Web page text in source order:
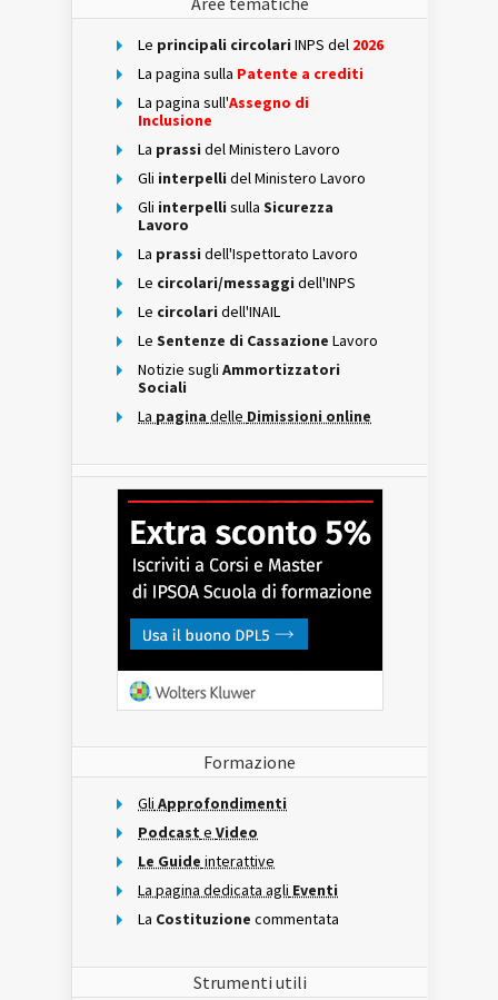
Le principali circolari INPS del 2026
La pagina sulla Patente a crediti
La pagina sull'Assegno di
Inclusione
La prassi del Ministero Lavoro
Gli interpelli del Ministero Lavoro
Gli interpelli sulla Sicurezza
Lavoro
La prassi dell'Ispettorato Lavoro
Le circolari/messaggi dell'INPS
Le circolari dell'INAIL
Le Sentenze di Cassazione Lavoro
Notizie sugli Ammortizzatori
Sociali
La pagina delle Dimissioni online
Formazione
Gli Approfondimenti
Podcast e Video
Le Guide interattive
La pagina dedicata agli Eventi
La Costituzione commentata
Strumenti utili